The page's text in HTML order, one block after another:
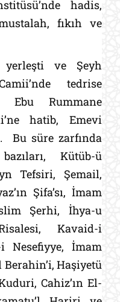
hadis,
fıkıh ve
yerleşti ve Şeyh
tedrise
Ebu Rummane
hatib, Emevi
Bu süre zarfında
Kütüb-ü
Tefsiri, Şemail,
Şifa’sı, İmam
Şerhi, İhya-u
Kavaid-i
Nesefiyye, İmam
Berahin’i, Haşiyetü
Cahiz’ın El-